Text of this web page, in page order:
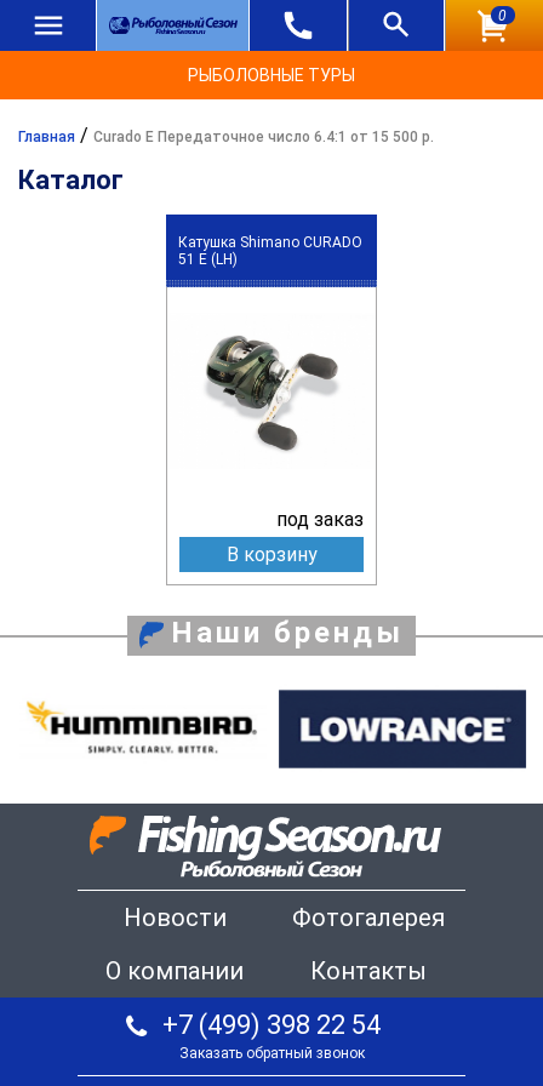
0
РЫБОЛОВНЫЕ ТУРЫ
Главная / Curado E Передаточное число 6.4:1 от 15 500 р.
Каталог
Катушка Shimano CURADO
51 E (LH)
под заказ
В корзину
Наши бренды
Новости
Фотогалерея
О компании
Контакты
+7 (499) 398 22 54
Заказать обратный звонок